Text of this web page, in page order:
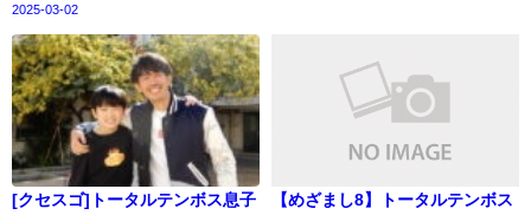
2025-03-02
[クセスゴ]トータルテンボス息子
【めざまし8】トータルテンボス